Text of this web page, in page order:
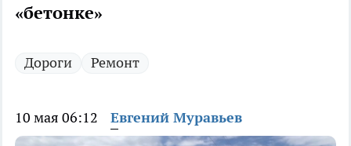
«бетонке»
Дороги Ремонт
10 мая 06:12 Евгений Муравьев